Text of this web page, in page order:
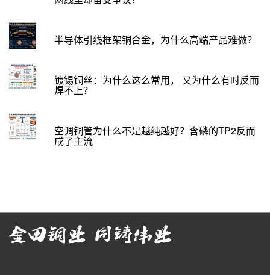
半导体引线框架铜合金，为什么高端产品难做？
镀锡铜丝：为什么这么常用， 又为什么有时反而
焊不上？
空调铜管为什么不是越纯越好？含磷的TP2反而
成了主流